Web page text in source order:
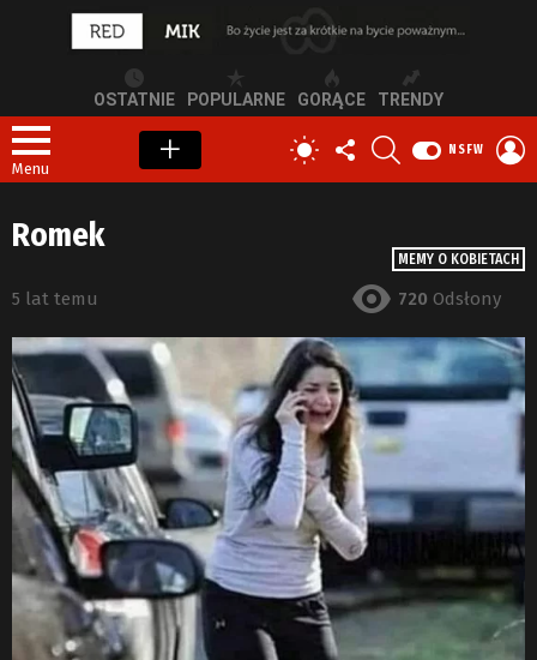
OSTATNIE POPULARNE GORĄCE TRENDY
Menu
PRZEŁĄCZ
SKÓRKĘ
OBSERWUJ
NAS
NSFW
MEMY O KOBIETACH
Romek
5 lat temu 720 Odsłony